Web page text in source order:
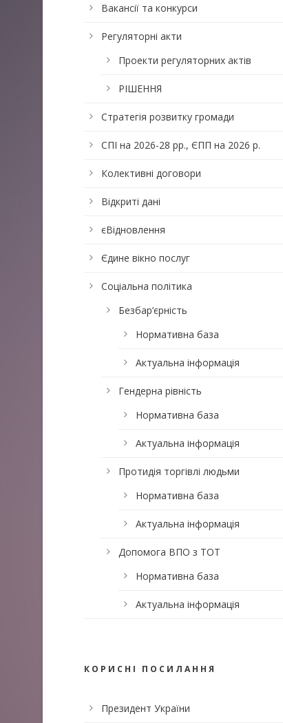
Вакансії та конкурси
Регуляторні акти
Проекти регуляторних актів
РІШЕННЯ
Стратегія розвитку громади
СПІ на 2026-28 рр., ЄПП на 2026 р.
Колективні договори
Відкриті дані
єВідновлення
Єдине вікно послуг
Соціальна політика
Безбар’єрність
Нормативна база
Актуальна інформація
Гендерна рівність
Нормативна база
Актуальна інформація
Протидія торгівлі людьми
Нормативна база
Актуальна інформація
Допомога ВПО з ТОТ
Нормативна база
Актуальна інформація
КОРИСНІ ПОСИЛАННЯ
Президент України